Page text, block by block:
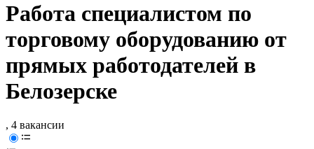
Работа специалистом по
торговому оборудованию от
прямых работодателей в
Белозерске
, 4 вакансии